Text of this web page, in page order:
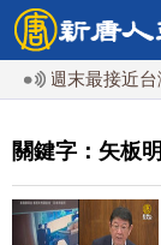
末最接近台灣 最
關鍵字：矢板